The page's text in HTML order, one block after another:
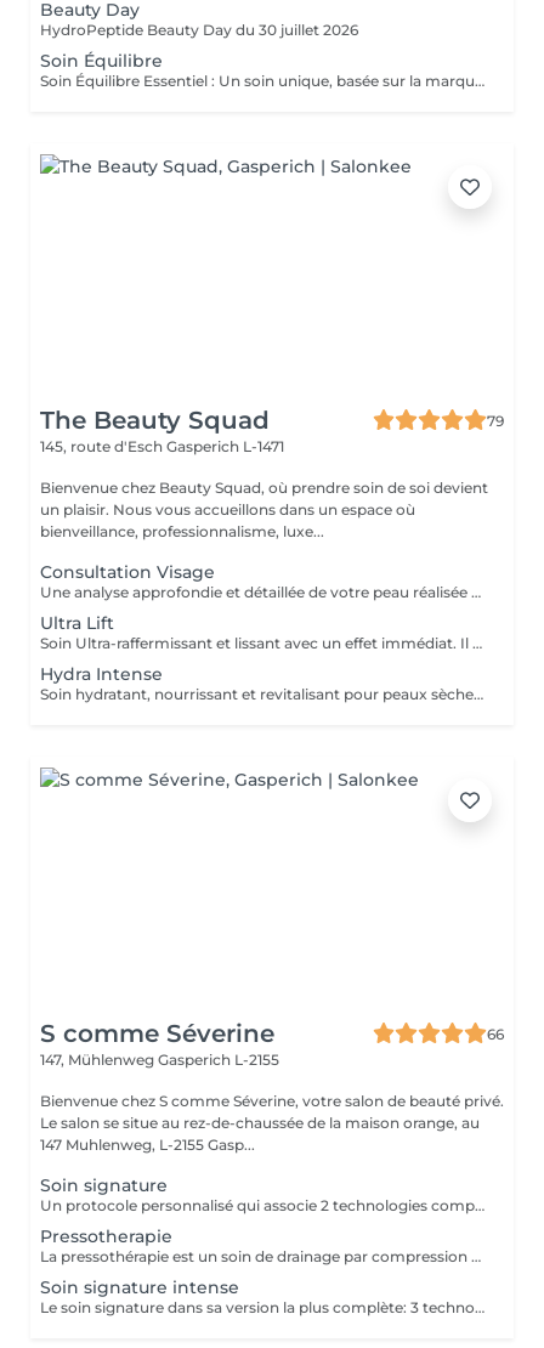
Beauty Day
HydroPeptide Beauty Day du 30 juillet 2026
Soin Équilibre
Soin Équilibre Essentiel : Un soin unique, basée sur la marque Suisse Méthode Physiodermie, qui va équilibrer votre peau et l'aider à retrouver sa beauté naturelle. Sublimée, elle retrouve tout son éclat et sa douceur. Soin Équilibre Essentiel Expert : Ce soin, basé sur la marque Suisse Méthode Physiodermie, est personnalisé pour répondre aux altérations cutanées individuelles grâce à une synergie parfaite entre les actifs performants et la gestuelle Physiodermie. Il agit en profondeur pour des résultats durables. Un traitement sur mesure pour une peau métamorphosée.
The Beauty Squad
79
145, route d'Esch Gasperich L-1471
Bienvenue chez Beauty Squad, où prendre soin de soi devient
un plaisir. Nous vous accueillons dans un espace où
bienveillance, professionnalisme, luxe...
Consultation Visage
Une analyse approfondie et détaillée de votre peau réalisée grâce à la technologie Eve M afin de vous assurer un traitement sur mesure.
Ultra Lift
Soin Ultra-raffermissant et lissant avec un effet immédiat. Il est sur-concentré en principes actifs afin de restructurer et de donner de l'élasticité à la peau. Son effet tenseur et restructurant intensif favorise la synthèse de collagène et d'élastine en diminuant le relachement et en redonnant du volume aux tissus. Le soin idéal pour restructurer, repulper lisser et rendre de l'élasticité à la peau. 1 soin : 135€ Forfait 5 soins : 610€
Hydra Intense
Soin hydratant, nourrissant et revitalisant pour peaux sèches et déshydratées. Idéal pour prévenir le vieillissement prématuré de la peau grâce aux propriétés oxydantes des actifs utilisés. Ce soin offre une hydratation immédiate et longue durée, tout en protégeant la peau des agressions extérieures. prix 1 soin : 125€ Forfait 5 soins : 565€
S comme Séverine
66
147, Mühlenweg Gasperich L-2155
Bienvenue chez S comme Séverine, votre salon de beauté privé.
Le salon se situe au rez-de-chaussée de la maison orange, au
147 Muhlenweg, L-2155 Gasp...
Soin signature
Un protocole personnalisé qui associe 2 technologies complémentaires, choisies selon les besoins de votre peau. Leurs actions en synergie révèlent éclat, fermeté et confort, pour des résultats visibles dès la première séance.
Pressotherapie
La pressothérapie est un soin de drainage par compression douce qui stimule la circulation et favorise l'élimination des toxines. Elle procure une agréable sensation de légèreté, aide à soulager les jambes lourdes et offre un véritable moment de détente. À découvrir ponctuellement pour une pause bien-être ou en cure pour des résultats optimisés. Elle s'associe parfaitement à un soin du visage, un Lash Lift ou toute autre prestation.
Soin signature intense
Le soin signature dans sa version la plus complète: 3 technologies et un protocole sur mesure pour répondre aux besoins niques de votre peau et apporter un résultat visible et immédiat.